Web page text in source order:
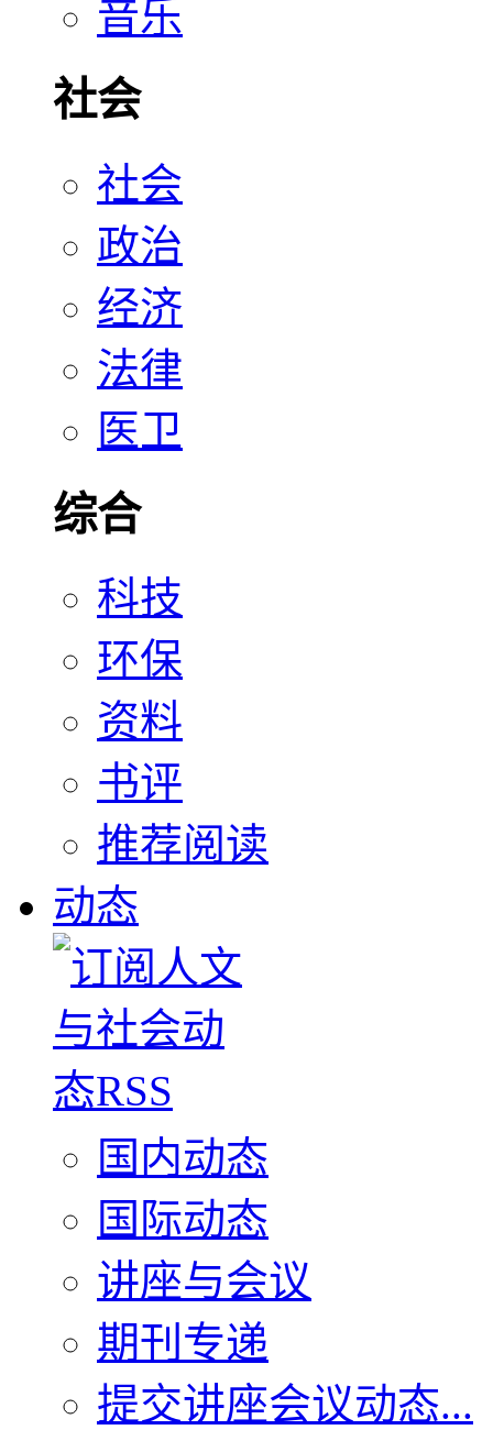
音乐
社会
社会
政治
经济
法律
医卫
综合
科技
环保
资料
书评
推荐阅读
动态
国内动态
国际动态
讲座与会议
期刊专递
提交讲座会议动态...